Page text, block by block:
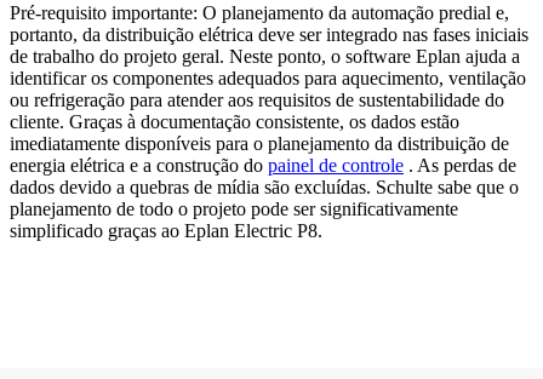
Pré-requisito importante: O planejamento da automação predial e,
portanto, da distribuição elétrica deve ser integrado nas fases iniciais
de trabalho do projeto geral. Neste ponto, o software Eplan ajuda a
identificar os componentes adequados para aquecimento, ventilação
ou refrigeração para atender aos requisitos de sustentabilidade do
cliente. Graças à documentação consistente, os dados estão
imediatamente disponíveis para o planejamento da distribuição de
energia elétrica e a construção do painel de controle . As perdas de
dados devido a quebras de mídia são excluídas. Schulte sabe que o
planejamento de todo o projeto pode ser significativamente
simplificado graças ao Eplan Electric P8.